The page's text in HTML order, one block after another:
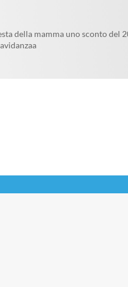
della mamma uno sconto del